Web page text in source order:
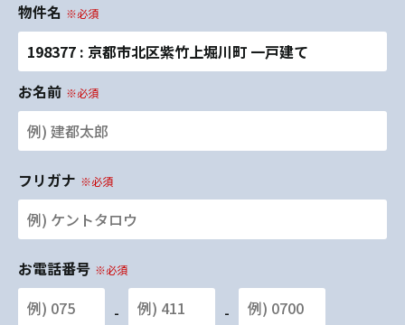
物件名 ※必須
198377 : 京都市北区紫竹上堀川町 一戸建て
お名前 ※必須
フリガナ ※必須
お電話番号 ※必須
- -